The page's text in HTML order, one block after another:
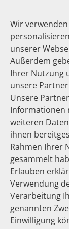
Homepage
Feldt Sandra
Fischer
Franzmann
Friedland
Friis Robert
Ganso
Goebel Ralf
Götzinger
Gradl
Griese-
Hadji
Haehling
Haidinger
Hansen
Heinemann
Heinemann
den Hausmüll?
17.04.2026
Das Potenzial
07.04.2026
Trends in use
nationwide
25.11.2025
Increasing use
lowering
23.10.2025
Inhaler use
year analysis
bei
für den
Ude M Leuner
PZ Prisma
www.govi.de/
Wir
unserer
Außerdem
Ihrer Nutzung
unsere
Unsere
Informationen
weiteren
ihnen
Rahmen Ihrer
gesammelt
Erlauben
Verwendung
Verarbeitung
genannten
Einwilligung